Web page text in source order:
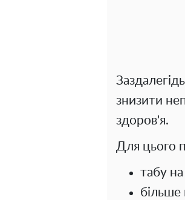
знизити
здоров'я.
Для цього
табу
більше